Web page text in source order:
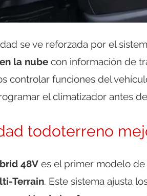
se ve reforzada por el
la nube con información de
controlar funciones del
el climatizador antes
todoterreno
48V es el primer modelo
Terrain. Este sistema ajusta